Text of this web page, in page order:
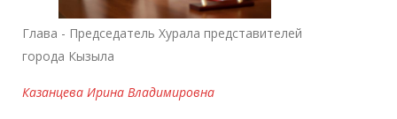
Глава - Председатель Хурала представителей
города Кызыла
Казанцева Ирина Владимировна